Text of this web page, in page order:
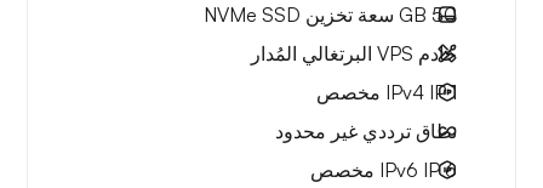
50 GB
سعة تخزين NVMe SSD
خادم VPS البرتغالي المُدار
1 IPv4 IP مخصص
نطاق ترددي غير محدود
6 IPv6 IP مخصص